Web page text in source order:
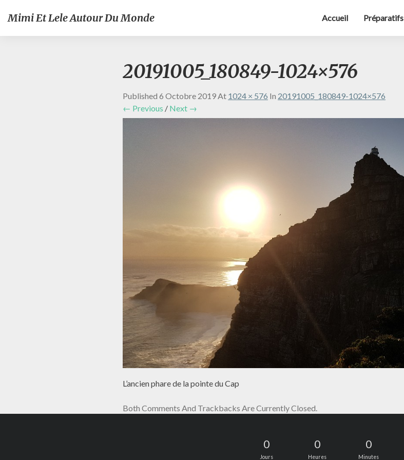
Mimi Et Lele Autour Du Monde Accueil Préparatifs
20191005_180849-1024×576
Published 6 Octobre 2019At 1024 × 576 In 20191005_180849-1024×576
← Previous / Next →
L’ancien phare de la pointe du Cap
Both Comments And Trackbacks Are Currently Closed.
0
Jours
0
Heures
0
Minutes